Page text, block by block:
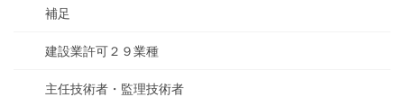
補足
建設業許可２９業種
主任技術者・監理技術者